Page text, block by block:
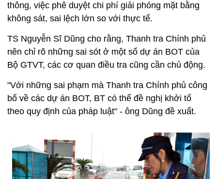
thông, việc phê duyệt chi phí giải phóng mặt bằng
không sát, sai lệch lớn so với thực tế.
TS Nguyễn Sĩ Dũng cho rằng, Thanh tra Chính phủ
nên chỉ rõ những sai sót ở một số dự án BOT của
Bộ GTVT, các cơ quan điều tra cũng cần chủ động.
"Với những sai phạm mà Thanh tra Chính phủ công
bố về các dự án BOT, BT có thể đề nghị khởi tố
theo quy định của pháp luật" - ông Dũng đề xuất.